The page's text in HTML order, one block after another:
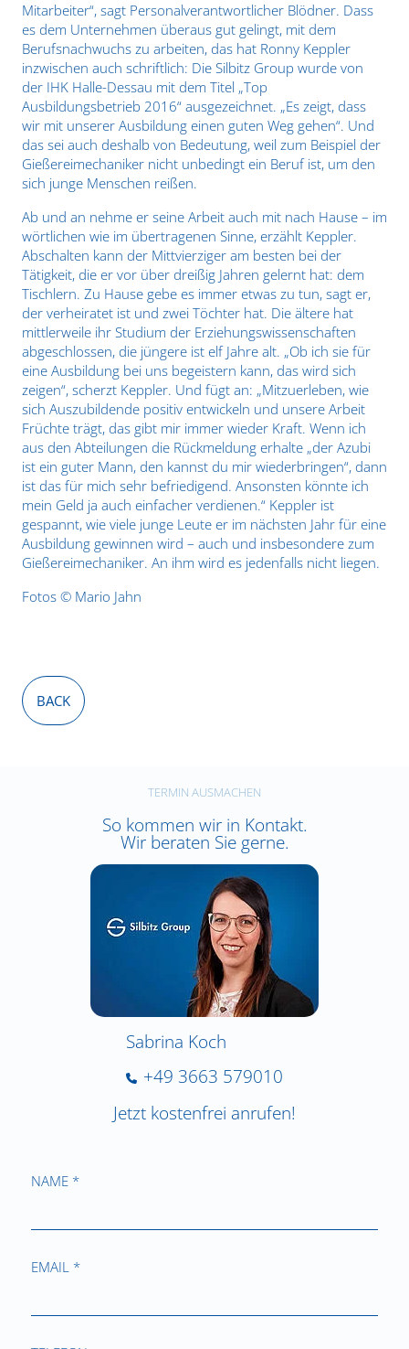
Mitarbeiter“, sagt Personalverantwortlicher Blödner. Dass
es dem Unternehmen überaus gut gelingt, mit dem
Berufsnachwuchs zu arbeiten, das hat Ronny Keppler
inzwischen auch schriftlich: Die Silbitz Group wurde von
der IHK Halle-Dessau mit dem Titel „Top
Ausbildungsbetrieb 2016“ ausgezeichnet. „Es zeigt, dass
wir mit unserer Ausbildung einen guten Weg gehen“. Und
das sei auch deshalb von Bedeutung, weil zum Beispiel der
Gießereimechaniker nicht unbedingt ein Beruf ist, um den
sich junge Menschen reißen.
Ab und an nehme er seine Arbeit auch mit nach Hause – im
wörtlichen wie im übertragenen Sinne, erzählt Keppler.
Abschalten kann der Mittvierziger am besten bei der
Tätigkeit, die er vor über dreißig Jahren gelernt hat: dem
Tischlern. Zu Hause gebe es immer etwas zu tun, sagt er,
der verheiratet ist und zwei Töchter hat. Die ältere hat
mittlerweile ihr Studium der Erziehungswissenschaften
abgeschlossen, die jüngere ist elf Jahre alt. „Ob ich sie für
eine Ausbildung bei uns begeistern kann, das wird sich
zeigen“, scherzt Keppler. Und fügt an: „Mitzuerleben, wie
sich Auszubildende positiv entwickeln und unsere Arbeit
Früchte trägt, das gibt mir immer wieder Kraft. Wenn ich
aus den Abteilungen die Rückmeldung erhalte „der Azubi
ist ein guter Mann, den kannst du mir wiederbringen“, dann
ist das für mich sehr befriedigend. Ansonsten könnte ich
mein Geld ja auch einfacher verdienen.“ Keppler ist
gespannt, wie viele junge Leute er im nächsten Jahr für eine
Ausbildung gewinnen wird – auch und insbesondere zum
Gießereimechaniker. An ihm wird es jedenfalls nicht liegen.
Fotos © Mario Jahn
BACK
TERMIN AUSMACHEN
So kommen wir in Kontakt.
Wir beraten Sie gerne.
Sabrina Koch
+49 3663 579010
Jetzt kostenfrei anrufen!
NAME *
EMAIL *